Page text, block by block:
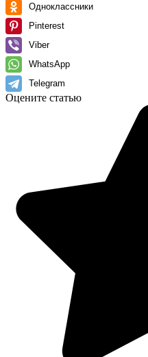
Одноклассники
Pinterest
Viber
WhatsApp
Telegram
Оцените статью